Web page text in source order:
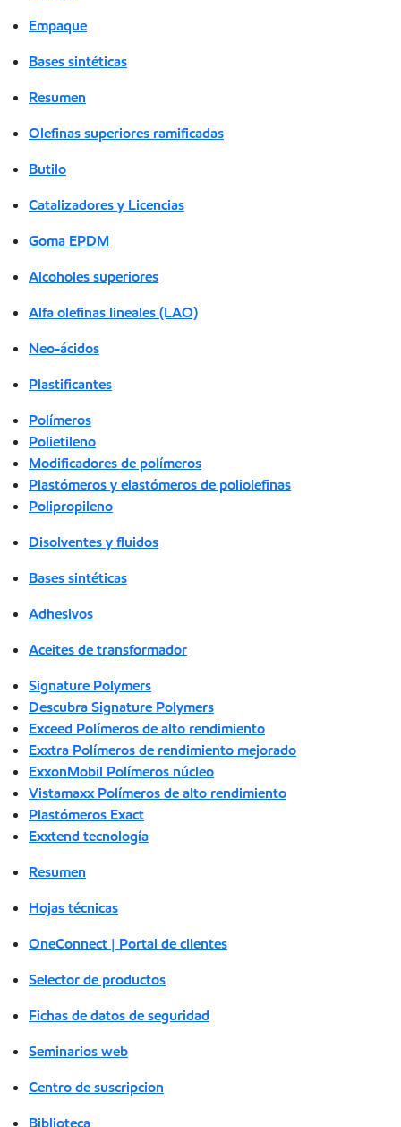
Empaque
Bases sintéticas
Resumen
Olefinas superiores ramificadas
Butilo
Catalizadores y Licencias
Goma EPDM
Alcoholes superiores
Alfa olefinas lineales (LAO)
Neo-ácidos
Plastificantes
Polímeros
Polietileno
Modificadores de polímeros
Plastómeros y elastómeros de poliolefinas
Polipropileno
Disolventes y fluidos
Bases sintéticas
Adhesivos
Aceites de transformador
Signature Polymers
Descubra Signature Polymers
Exceed Polímeros de alto rendimiento
Exxtra Polímeros de rendimiento mejorado
ExxonMobil Polímeros núcleo
Vistamaxx Polímeros de alto rendimiento
Plastómeros Exact
Exxtend tecnología
Resumen
Hojas técnicas
OneConnect | Portal de clientes
Selector de productos
Fichas de datos de seguridad
Seminarios web
Centro de suscripcion
Biblioteca